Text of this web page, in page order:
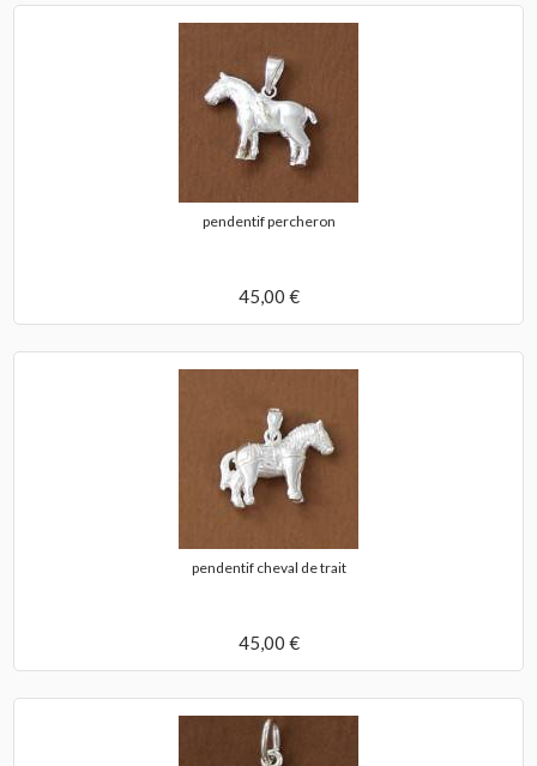
pendentif percheron
45,00 €
pendentif cheval de trait
45,00 €